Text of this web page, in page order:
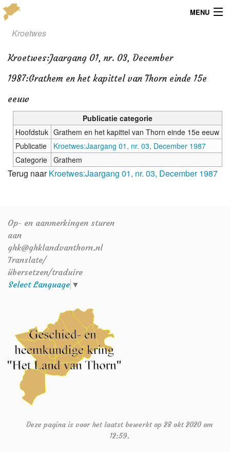
MENU
Menu
Publicaties
Dialect
Kaarten
Overig
Verenigingsinfo
Kroetwes
Kroetwes:Jaargang 01, nr. 03, December
1987:Grathem en het kapittel van Thorn einde 15e
eeuw
Publicatie categorie
Hoofdstuk Grathem en het kapittel van Thorn einde 15e eeuw
Publicatie
Kroetwes:Jaargang 01, nr. 03, December 1987
Categorie
Grathem
Terug naarKroetwes:Jaargang 01, nr. 03, December 1987
Op- en aanmerkingen sturen
aan
ghk@ghklandvanthorn.nl
Translate/
übersetzen/traduire
Select Language ▼
Deze pagina is voor het laatst bewerkt op 28 okt 2020 om
12:59.